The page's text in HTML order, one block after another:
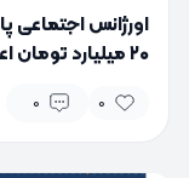
اورژانس اجتماعی
۲۰ میلیارد تومان اعتبار
0
0